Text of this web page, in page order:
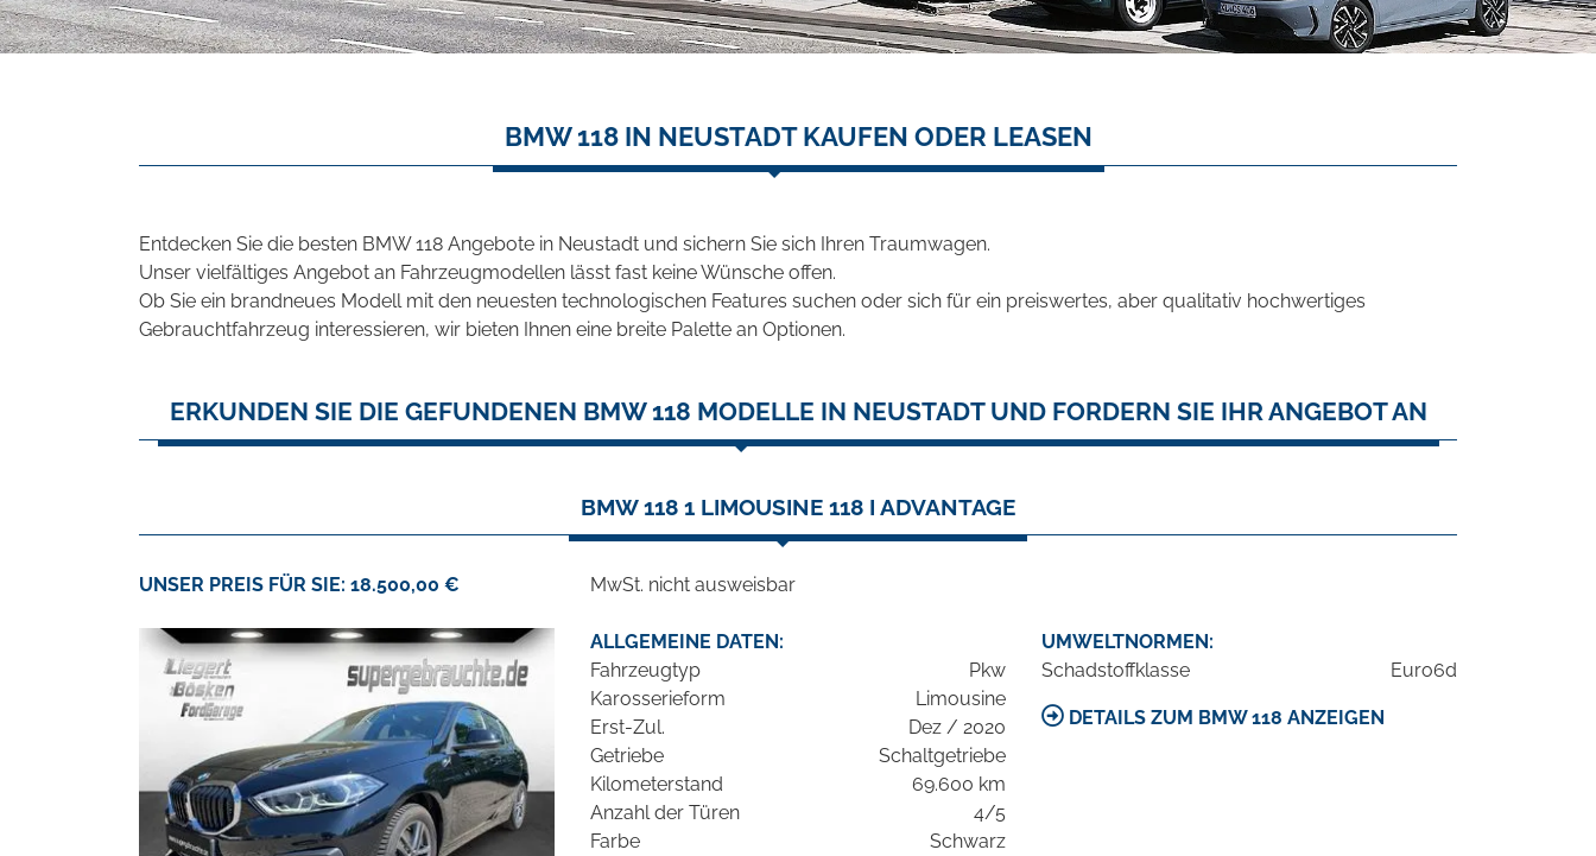
BMW 118 IN NEUSTADT KAUFEN ODER LEASEN
Entdecken Sie die besten BMW 118 Angebote in Neustadt und sichern Sie sich Ihren Traumwagen.
Unser vielfältiges Angebot an Fahrzeugmodellen lässt fast keine Wünsche offen.
Ob Sie ein brandneues Modell mit den neuesten technologischen Features suchen oder sich für ein preiswertes, aber qualitativ hochwertiges
Gebrauchtfahrzeug interessieren, wir bieten Ihnen eine breite Palette an Optionen.
ERKUNDEN SIE DIE GEFUNDENEN BMW 118 MODELLE IN NEUSTADT UND FORDERN SIE IHR ANGEBOT AN
BMW 118 1 LIMOUSINE 118 I ADVANTAGE
UNSER PREIS FÜR SIE: 18.500,00 € MwSt. nicht ausweisbar
ALLGEMEINE DATEN:
Fahrzeugtyp
Pkw
Karosserieform
Limousine
Erst-Zul.
Dez / 2020
Getriebe
Schaltgetriebe
Kilometerstand
69.600 km
Anzahl der Türen
4/5
Farbe
Schwarz
UMWELTNORMEN:
Schadstoffklasse
Euro6d
DETAILS ZUM BMW 118 ANZEIGEN